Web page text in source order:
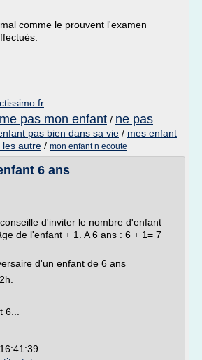
comme le prouvent l'examen
pas mon enfant / ne pas
pas bien dans sa vie / mes enfant
les autre / mon enfant n ecoute
6 ans
d'inviter le nombre d'enfant
de l'enfant + 1. A 6 ans : 6 + 1= 7
d'un enfant de 6 ans